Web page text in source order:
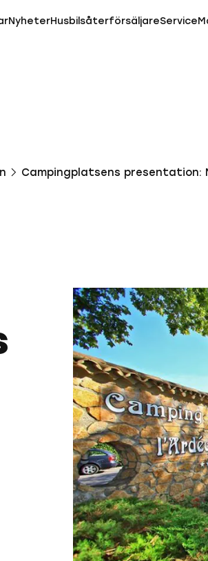
NyheterHusbilsåterförsäljareService
Campingplatsens presentation: